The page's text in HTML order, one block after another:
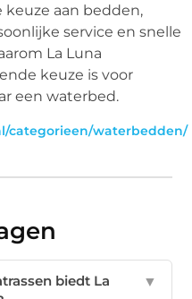
keuze aan bedden,
service en snelle
La Luna
keuze is voor
een waterbed.
categorieen/waterbedden/
biedt La
▼